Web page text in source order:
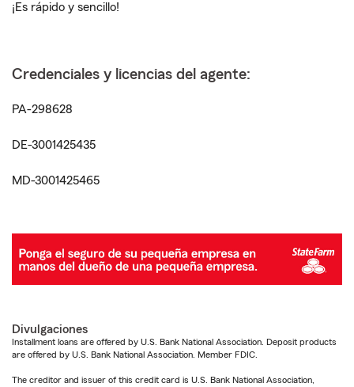
¡Es rápido y sencillo!
Credenciales y licencias del agente:
PA-298628
DE-3001425435
MD-3001425465
Divulgaciones
Installment loans are offered by U.S. Bank National Association. Deposit products
are offered by U.S. Bank National Association. Member FDIC.
The creditor and issuer of this credit card is U.S. Bank National Association,